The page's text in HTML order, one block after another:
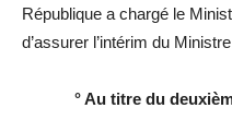
République a chargé le
d’assurer l’intérim du
° Au titre du deuxième